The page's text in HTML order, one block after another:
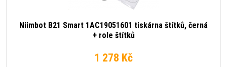
Niimbot B21 Smart 1AC19051601 tiskárna štítků, černá
+ role štítků
1 278 Kč